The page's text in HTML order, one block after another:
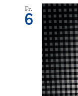
Fr.
6